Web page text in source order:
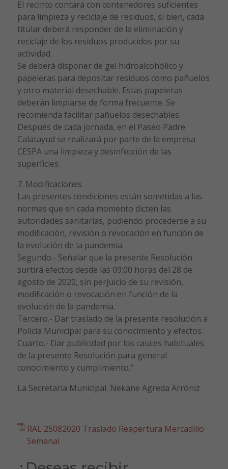
El recinto contará con contenedores suficientes
para limpieza y reciclaje de residuos, si bien, cada
titular deberá responder de la eliminación y
reciclaje de los residuos producidos por su
actividad.
Se deberá disponer de gel hidroalcohólico y
papeleras para depositar residuos como pañuelos
y otro material desechable. Estas papeleras
deberán limpiarse de forma frecuente. Se
recomienda facilitar pañuelos desechables.
Después de cada jornada, en el Paseo Padre
Calatayud se realizará por parte de la empresa
CESPA una limpieza y desinfección de las
superficies.
7. Modificaciones
Las presentes condiciones están sometidas a las
normas que en cada momento dicten las
autoridades sanitarias, pudiendo procederse a su
modificación, revisión o revocación en función de
la evolución de la pandemia.
Segundo.- Señalar que la presente Resolución
surtirá efectos desde las 09:00 horas del 28 de
agosto de 2020, sin perjuicio de su revisión,
modificación o revocación en función de la
evolución de la pandemia.
Tercero.- Dar traslado de la presente resolución a
Policía Municipal para su conocimiento y efectos.
Cuarto.- Dar publicidad por los cauces habituales
de la presente Resolución para general
conocimiento y cumplimiento.“
La Secretaria Municipal. Nekane Agreda Arróniz
RAL 25082020 Traslado Reapertura Mercadillo
Semanal